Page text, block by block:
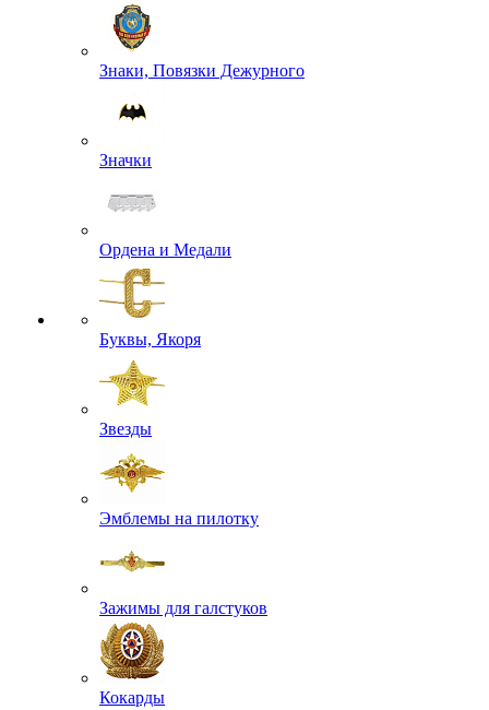
Знаки, Повязки Дежурного
Значки
Ордена и Медали
Буквы, Якоря
Звезды
Эмблемы на пилотку
Зажимы для галстуков
Кокарды